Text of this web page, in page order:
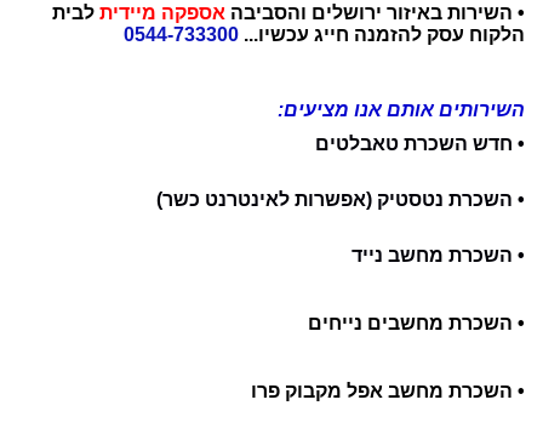
• השירות באיזור ירושלים והסביבה אספקה מיידיתלבית
הלקוח עסק להזמנה חייג עכשיו... 0544-733300
השירותים אותם אנו מציעים:
• חדש השכרת טאבלטים
• השכרת נטסטיק (אפשרות לאינטרנט כשר)
• השכרת מחשב נייד
• השכרת מחשבים נייחים
• השכרת מחשב אפל מקבוק פרו